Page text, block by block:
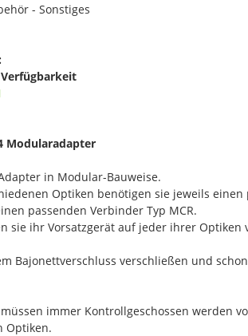
- Sonstiges
Modularadapter
in Modular-Bauweise.
Optiken benötigen sie jeweils
passenden Verbinder Typ MCR.
sie ihr Vorsatzgerät auf jeder ihrer
Bajonettverschluss verschließen und
immer Kontrollgeschossen werden
Optiken.